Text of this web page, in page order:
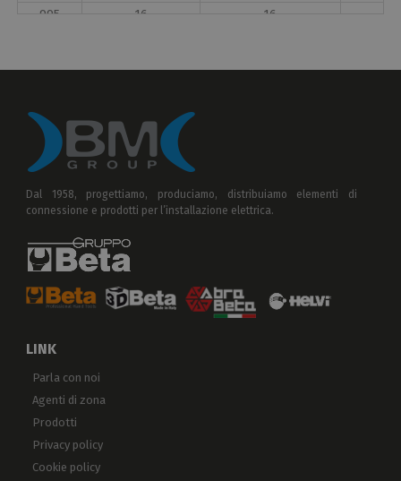
995
16
16
Dal 1958, progettiamo, produciamo, distribuiamo elementi di
connessione e prodotti per l’installazione elettrica.
LINK
Parla con noi
Agenti di zona
Prodotti
Privacy policy
Cookie policy